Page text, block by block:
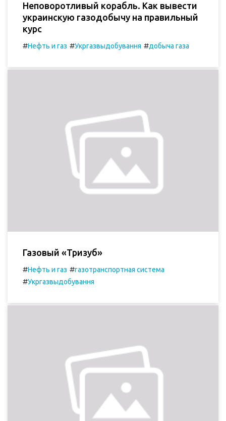
Неповоротливый корабль. Как вывести
украинскую газодобычу на правильный
курс
#Нефть и газ #Укргазвыдобування #добыча газа
Газовый «Тризуб»
#Нефть и газ #газотранспортная система
#Укргазвыдобування